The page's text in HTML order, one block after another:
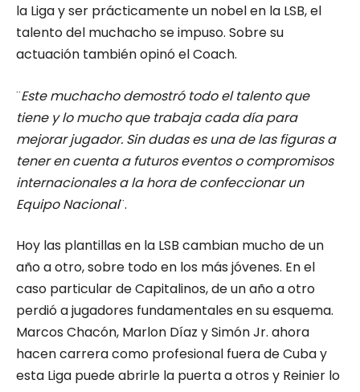
la Liga y ser prácticamente un nobel en la LSB, el
talento del muchacho se impuso. Sobre su
actuación también opinó el Coach.
¨Este muchacho demostró todo el talento que
tiene y lo mucho que trabaja cada día para
mejorar jugador. Sin dudas es una de las figuras a
tener en cuenta a futuros eventos o compromisos
internacionales a la hora de confeccionar un
Equipo Nacional¨.
Hoy las plantillas en la LSB cambian mucho de un
año a otro, sobre todo en los más jóvenes. En el
caso particular de Capitalinos, de un año a otro
perdió a jugadores fundamentales en su esquema.
Marcos Chacón, Marlon Díaz y Simón Jr. ahora
hacen carrera como profesional fuera de Cuba y
esta Liga puede abrirle la puerta a otros y Reinier lo